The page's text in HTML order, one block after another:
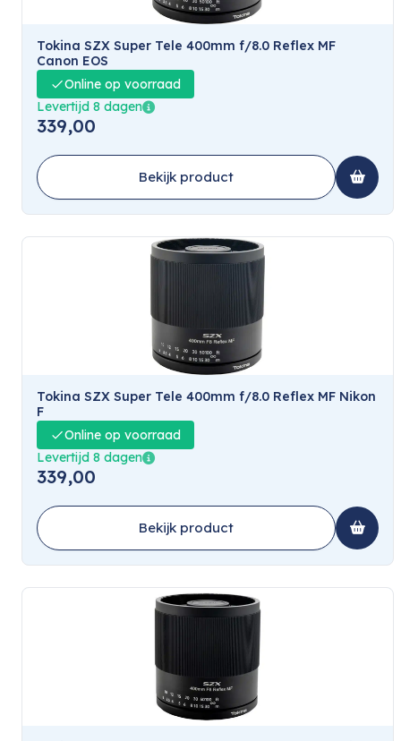
Tokina SZX Super Tele 400mm f/8.0 Reflex MF
Canon EOS
Online op voorraad
Levertijd 8 dagen
339,00
Bekijk product
Tokina SZX Super Tele 400mm f/8.0 Reflex MF Nikon
F
Online op voorraad
Levertijd 8 dagen
339,00
Bekijk product